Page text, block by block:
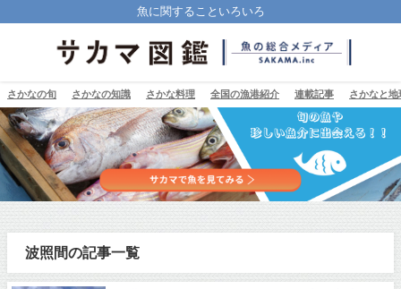
魚に関することいろいろ
さかなの旬 さかなの知識 さかな料理 全国の漁港紹介 連載記事 さかなと地
波照間の記事一覧